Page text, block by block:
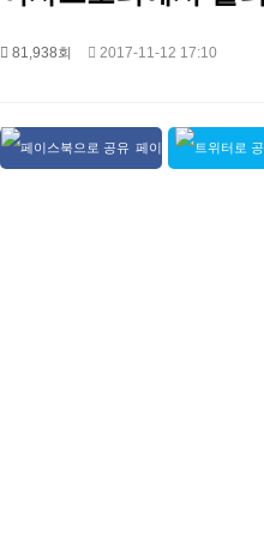
81,938회 2017-11-12 17:10
페이